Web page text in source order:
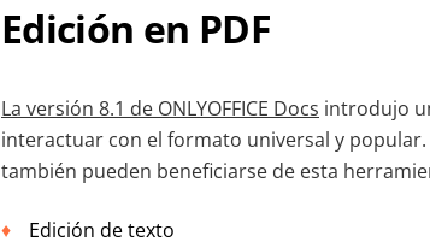
Edición en PDF
La versión 8.1 de ONLYOFFICE Docs introdujo
interactuar con el formato universal y
también pueden beneficiarse de esta
Edición de texto